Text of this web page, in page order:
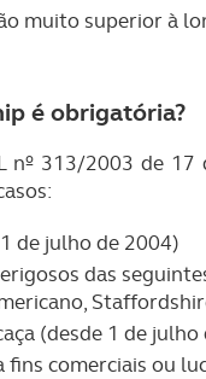
muito superior à
é obrigatória?
nº 313/2003 de
de julho de 2004)
das
(desde 1 de julho
fins comerciais ou